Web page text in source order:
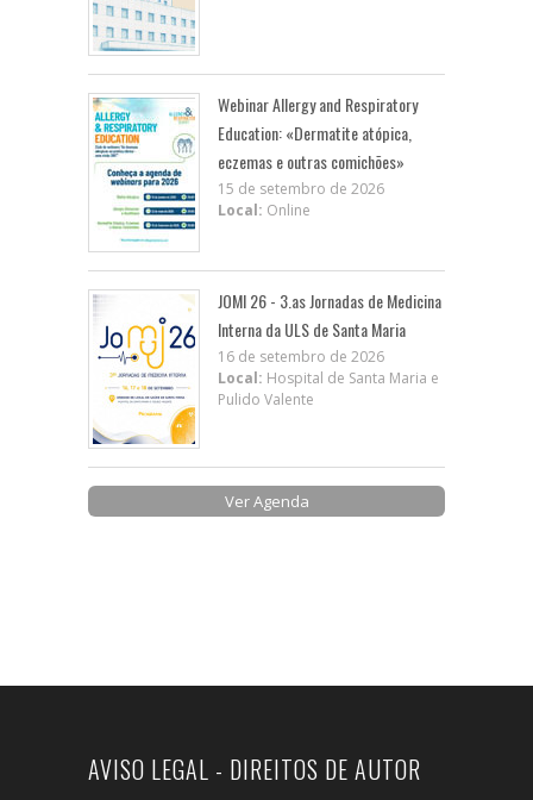
Webinar Allergy and Respiratory
Education: «Dermatite atópica,
eczemas e outras comichões»
15 de setembro de 2026
Local: Online
JOMI 26 - 3.as Jornadas de Medicina
Interna da ULS de Santa Maria
16 de setembro de 2026
Local: Hospital de Santa Maria e
Pulido Valente
Ver Agenda
AVISO LEGAL - DIREITOS DE AUTOR